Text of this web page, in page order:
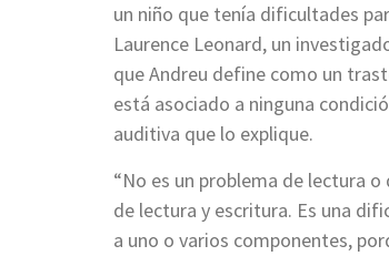
un niño que tenía dificultades
Laurence Leonard, un
que Andreu define como un
está asociado a ninguna
auditiva que lo explique.
“No es un problema de lectura
de lectura y escritura. Es una
a uno o varios componentes,